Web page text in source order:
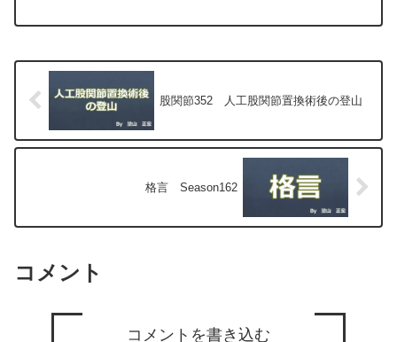
股関節352 人工股関節置換術後の登山
格言 Season162
コメント
コメントを書き込む